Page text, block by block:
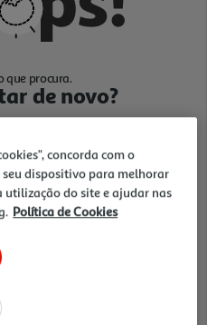
que procura.
de novo?
concorda com o
dispositivo para melhorar
utilização do site e ajudar nas
Política de Cookies